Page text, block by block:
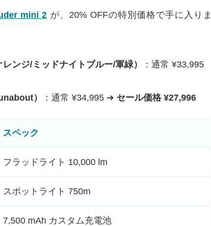
mini 2 が、20% OFFの特別価格で手に入りま
ンジ/ミッドナイトブルー/軍緑）
：通常 ¥33,995
） ：通常 ¥34,995 ➔ セール価格 ¥27,996
スペック
フラッドライト 10,000 lm
スポットライト 750m
7,500 mAh カスタム充電池